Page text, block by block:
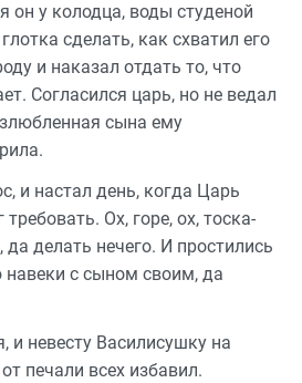
он у колодца, воды студеной
сделать, как схватил его
и наказал отдать то, что
Согласился царь, но не ведал
сына ему
и настал день, когда Царь
Ох, горе, ох, тоска-
делать нечего. И простились
с сыном своим, да
и невесту Василисушку на
печали всех избавил.